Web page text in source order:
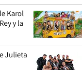
Karol
y la
Julieta